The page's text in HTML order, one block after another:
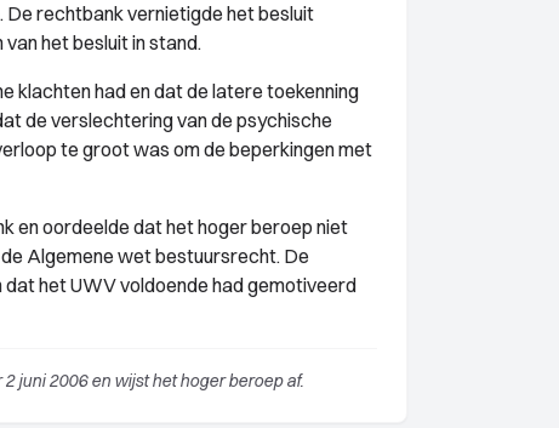
De rechtbank vernietigde het besluit
het besluit in stand.
klachten had en dat de latere toekenning
de verslechtering van de psychische
te groot was om de beperkingen met
en oordeelde dat het hoger beroep niet
de Algemene wet bestuursrecht. De
het UWV voldoende had gemotiveerd
juni 2006 en wijst het hoger beroep af.